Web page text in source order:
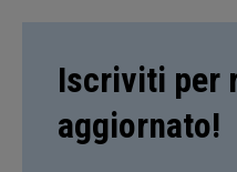
Iscriviti per
aggiornato!